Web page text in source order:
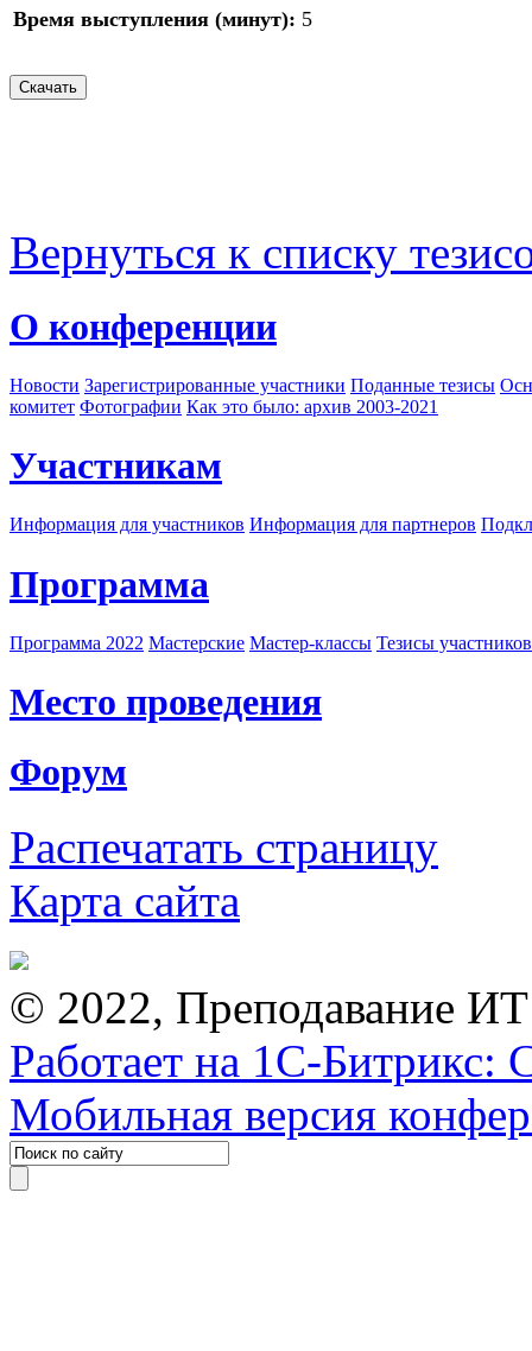
Время выступления (минут): 5
Вернуться к списку
О конференции
Новости Зарегистрированные участники Поданные тезисы
комитет Фотографии Как это было: архив 2003-2021
Участникам
Информация для участников Информация для партнеров
Программа
Программа 2022 Мастерские Мастер-классы Тезисы
Место проведения
Форум
Распечатать страницу
Карта сайта
© 2022, Преподавание
Работает на 1С-Битрикс:
Мобильная версия